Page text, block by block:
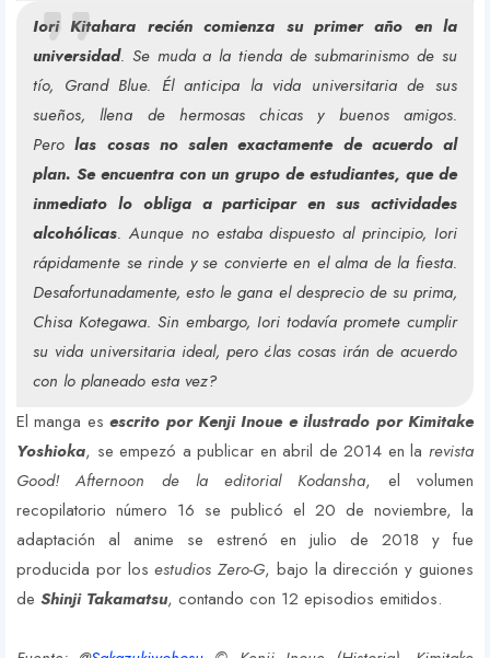
Iori Kitahara recién comienza su primer año en la
universidad. Se muda a la tienda de submarinismo de su
tío, Grand Blue. Él anticipa la vida universitaria de sus
sueños, llena de hermosas chicas y buenos amigos.
Perolas cosas no salen exactamente de acuerdo al
plan. Se encuentra con un grupo de estudiantes, que de
inmediato lo obliga a participar en sus actividades
alcohólicas. Aunque no estaba dispuesto al principio, Iori
rápidamente se rinde y se convierte en el alma de la fiesta.
Desafortunadamente, esto le gana el desprecio de su prima,
Chisa Kotegawa. Sin embargo, Iori todavía promete cumplir
su vida universitaria ideal, pero ¿las cosas irán de acuerdo
con lo planeado esta vez?
El manga esescrito por Kenji Inoue e ilustrado por Kimitake
Yoshioka, se empezó a publicar en abril de 2014 en la revista
Good! Afternoon de la editorial Kodansha, el volumen
recopilatorio número 16 se publicó el 20 de noviembre, la
adaptación al anime se estrenó en julio de 2018 y fue
producida por losestudios Zero-G, bajo la dirección y guiones
de Shinji Takamatsu, contando con 12 episodios emitidos.